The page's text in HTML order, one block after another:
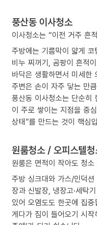
풍산동 이사청소
이사청소는 “이전 거주 흔
주방에는 기름막이 얇게
비누 찌꺼기, 곰팡이 흔적
바닥은 생활하면서 미세한
주변은 손이 자주 닿는 만
풍산동 이사청소는 단순히
이 주로 쌓이는 지점을 중
상태”를 만드는 것이 핵심
원룸청소 / 오피스텔
원룸은 면적이 작아도 청
주방 싱크대와 가스/인덕
장과 신발장, 냉장고·세탁
있어 오염도도 한곳에 집중
게다가 짐이 들어오기 시